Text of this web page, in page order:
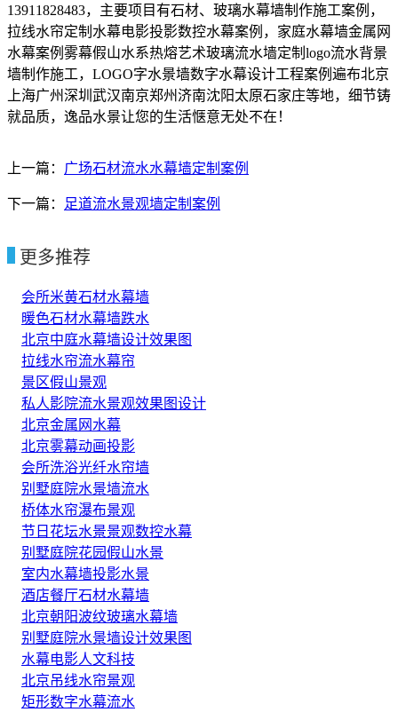
13911828483，主要项目有石材、玻璃水幕墙制作施工案例，
拉线水帘定制水幕电影投影数控水幕案例，家庭水幕墙金属网
水幕案例雾幕假山水系热熔艺术玻璃流水墙定制logo流水背景
墙制作施工，LOGO字水景墙数字水幕设计工程案例遍布北京
上海广州深圳武汉南京郑州济南沈阳太原石家庄等地，细节铸
就品质，逸品水景让您的生活惬意无处不在！
上一篇： 广场石材流水水幕墙定制案例
下一篇： 足道流水景观墙定制案例
更多推荐
会所米黄石材水幕墙
暖色石材水幕墙跌水
北京中庭水幕墙设计效果图
拉线水帘流水幕帘
景区假山景观
私人影院流水景观效果图设计
北京金属网水幕
北京雾幕动画投影
会所洗浴光纤水帘墙
别墅庭院水景墙流水
桥体水帘瀑布景观
节日花坛水景景观数控水幕
别墅庭院花园假山水景
室内水幕墙投影水景
酒店餐厅石材水幕墙
北京朝阳波纹玻璃水幕墙
别墅庭院水景墙设计效果图
水幕电影人文科技
北京吊线水帘景观
矩形数字水幕流水